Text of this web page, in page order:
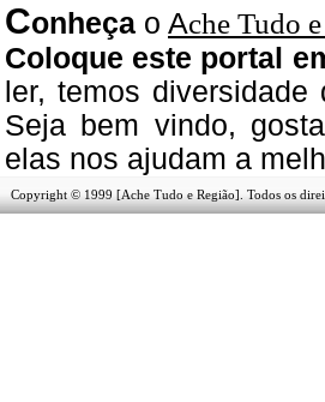
Conheça o Ache Tudo
Coloque este portal
ler, temos diversidade
Seja bem vindo, g
elas nos ajudam a
Copyright © 1999 [Ache Tudo e Região]. Todos os